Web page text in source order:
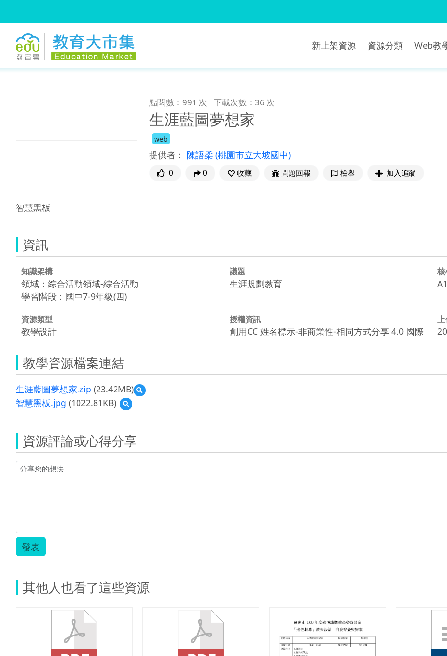
新上架資源 資源分類 Web教
點閱數：991 次 下載次數：36 次
生涯藍圖夢想家
web
提供者： 陳語柔 (桃園市立大坡國中)
0 0 收藏 問題回報 檢舉 加入追蹤
智慧黑板
資訊
知識架構
領域：綜合活動領域-綜合活動
學習階段：國中7-9年級(四)
議題
生涯規劃教育
資源類型
教學設計
授權資訊
創用CC 姓名標示-非商業性-相同方式分享 4.0 國際
教學資源檔案連結
生涯藍圖夢想家.zip (23.42MB)
預
覽
想
家.zip
智慧黑板.jpg (1022.81KB)
預
覽
黑
板.jpg
資源評論或心得分享
發表
其他人也看了這些資源